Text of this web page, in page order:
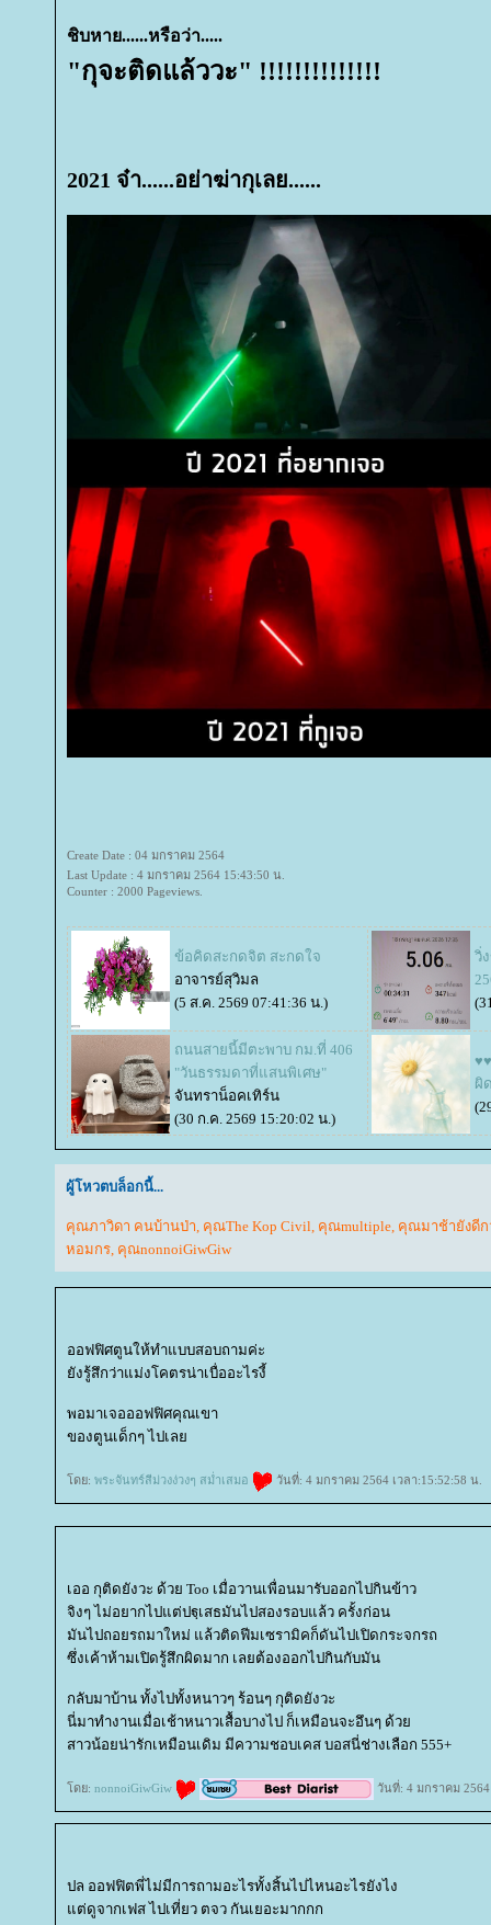
ชิบหาย......หรือว่า.....
"กุจะติดแล้ววะ" !!!!!!!!!!!!!!
2021 จ๋า......อย่าฆ่ากุเลย......
Create Date : 04 มกราคม 2564
Last Update : 4 มกราคม 2564 15:43:50 น.
Counter : 2000 Pageviews.
ข้อคิดสะกดจิต สะกดใจ
อาจารย์สุวิมล
(5 ส.ค. 2569 07:41:36 น.)
วิ่
ถนนสายนี้มีตะพาบ กม.ที่ 406
"วันธรรมดาที่แสนพิเศษ"
จันทราน็อคเทิร์น
(30 ก.ค. 2569 15:20:02 น.)
ผิ
ผู้โหวตบล็อกนี้...
คุณภาวิดา คนบ้านป่า, คุณThe Kop Civil, คุณmultiple, คุณมาช้ายังดีก
หอมกร, คุณnonnoiGiwGiw
ออฟฟิศตูนให้ทำแบบสอบถามค่ะ
ังรู้สึกว่าแม่งโคตรน่าเบื่ออะไรงี้
พอมาเจอออฟฟิศคุณเขา
ของตูนเด็กๆ ไปเล
ดย: พระจันทร์สีม่วงง่วงๆ สม่ำเสมอ วันที่: 4 มกราคม 2564 เวลา:15:52:58 น.
เออ กุติดยังวะ ด้วย Too เมื่อวานเพื่อนมารับออกไปกินข้าว
จิงๆ ไม่อยากไปแต่ปฐฺเสธมันไปสองรอบแล้ว ครั้งก่อน
มันไปถอยรถมาใหม่ แล้วติดฟีมเซรามิคก็ดันไปเปิดกระจกรถ
ซึ่งเค้าห้ามเปิดรู้สึกผิดมาก เลยต้องออกไปกินกับมัน
กลับมาบ้าน ทั้งไปทั้งหนาวๆ ร้อนๆ กุติดยังวะ
นี่มาทำงานเมื่อเช้าหนาวเสื้อบางไป ก็เหมือนจะอึนๆ ด้ว
สาวน้อยน่ารักเหมือนเดิม มีความชอบเคส บอสนี่ช่างเลือก 555+
ดย: nonnoiGiwGiw วันที่: 4 มกราคม 2564
ปล ออฟฟิตพี่ไม่มีการถามอะไรทั้งสิ้นไปไหนอะไรยังไง
ต่ดูจากเฟส ไปเที่ยว ตจว กันเยอะมากกก